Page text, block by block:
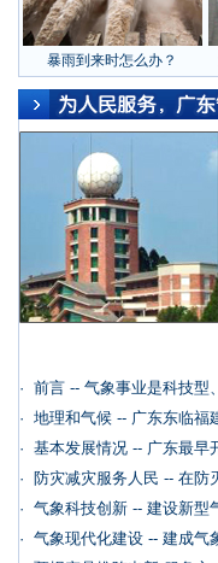
暴雨到来时怎么办？
· 前言 -- 气象事业是科技型
· 地理和气候 -- 广东东临福
· 基本发展情况 -- 广东最早
· 防灾减灾服务人民 -- 在防
· 气象科技创新 -- 建设新型
· 气象现代化建设 -- 建成气